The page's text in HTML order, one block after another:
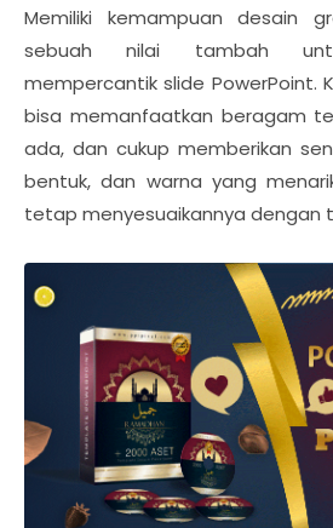
Memiliki kemampuan desain
sebuah nilai tambah
mempercantik slide PowerPoint.
bisa memanfaatkan beragam
ada, dan cukup memberikan
bentuk, dan warna yang
tetap menyesuaikannya dengan